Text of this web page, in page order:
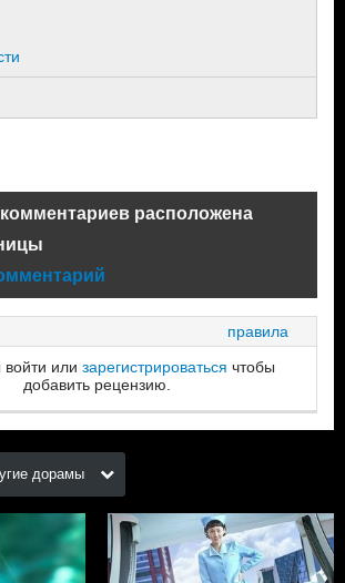
расположена
правила
или зарегистрироваться чтобы
добавить рецензию.
дорамы